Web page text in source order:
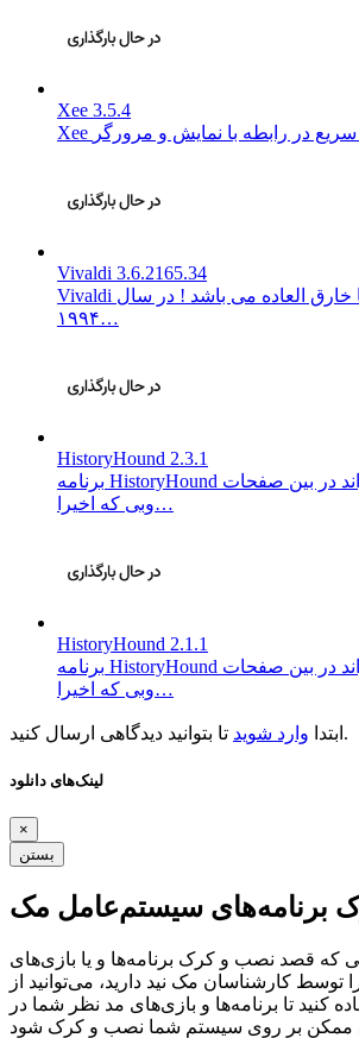
Xee 3.5.4
Vivaldi 3.6.2165.34
Vivaldi یک مرورگر واقعا خارق العاده می باشد ! در سال
۱۹۹۴…
HistoryHound 2.3.1
برنامه HistoryHound بصورت سریع می تواند در بین صفحات
وبی که اخیرا…
HistoryHound 2.1.1
برنامه HistoryHound بصورت سریع می تواند در بین صفحات
وبی که اخیرا…
ابتدا وارد شوید تا بتوانید دیدگاهی ارسال کنید.
لینک‌های دانلود
×
بستن
برنامه‌های سیستم‌عامل مک
که قصد نصب و کرک برنامه‌ها و یا بازی‌های
کارشناسان مک نید دارید، می‌توانید از
کنید تا برنامه‌ها و بازی‌های مد نظر شما در